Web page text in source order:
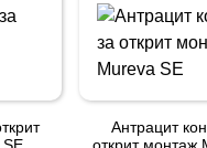
Антрацит
открит монтаж